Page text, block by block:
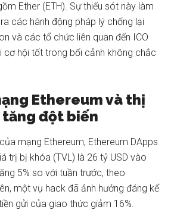
Ether (ETH). Sự thiếu sót này làm
các hành động pháp lý chống lại
và các tổ chức liên quan đến ICO
cơ hội tốt trong bối cảnh không chắc
Ethereum và thị
tăng đột biến
mạng Ethereum, Ethereum DApps
trị bị khóa (TVL) là 26 tỷ USD vào
5% so với tuần trước, theo
một vụ hack đã ảnh hưởng đáng kể
gửi của giao thức giảm 16%.